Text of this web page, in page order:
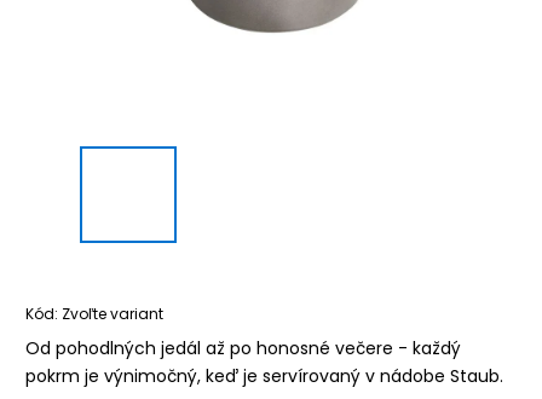
Kód: Zvoľte variant
Od pohodlných jedál až po honosné večere - každý
pokrm je výnimočný, keď je servírovaný v nádobe Staub.